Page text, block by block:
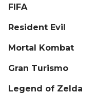
FIFA
Resident Evil
Mortal Kombat
Gran Turismo
Legend of Zelda